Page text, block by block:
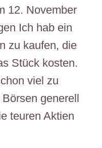
12. November
Ich hab ein
zu kaufen, die
Stück kosten.
viel zu
generell
teuren Aktien